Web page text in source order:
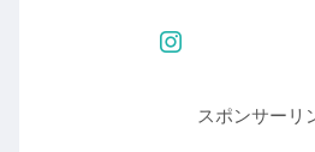
スポンサーリ